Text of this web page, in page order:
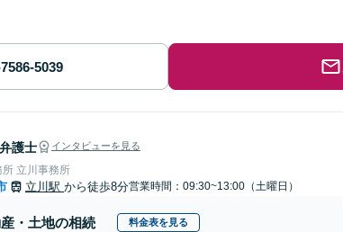
弁護士 インタビューを見る
立川事務所
立川駅 から徒歩8分営業時間：09:30~13:00（土曜日）
・土地の相続 料金表を見る